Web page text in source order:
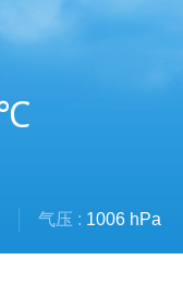
气压 : 1006 hPa